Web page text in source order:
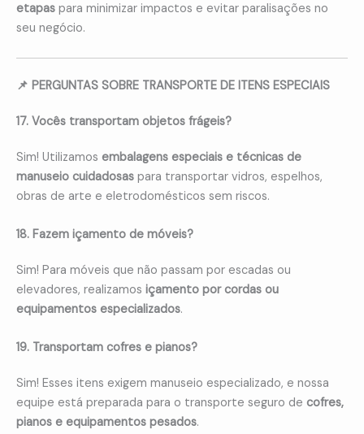
etapas para minimizar impactos e evitar paralisações no
seu negócio.
📌 PERGUNTAS SOBRE TRANSPORTE DE ITENS ESPECIAIS
17. Vocês transportam objetos frágeis?
Sim! Utilizamos embalagens especiais e técnicas de
manuseio cuidadosas para transportar vidros, espelhos,
obras de arte e eletrodomésticos sem riscos.
18. Fazem içamento de móveis?
Sim! Para móveis que não passam por escadas ou
elevadores, realizamos içamento por cordas ou
equipamentos especializados.
19. Transportam cofres e pianos?
Sim! Esses itens exigem manuseio especializado, e nossa
equipe está preparada para o transporte seguro de cofres,
pianos e equipamentos pesados.